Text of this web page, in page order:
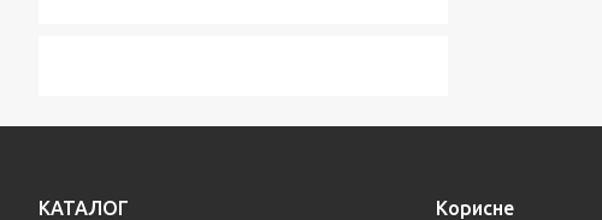
КАТАЛОГ Корисне